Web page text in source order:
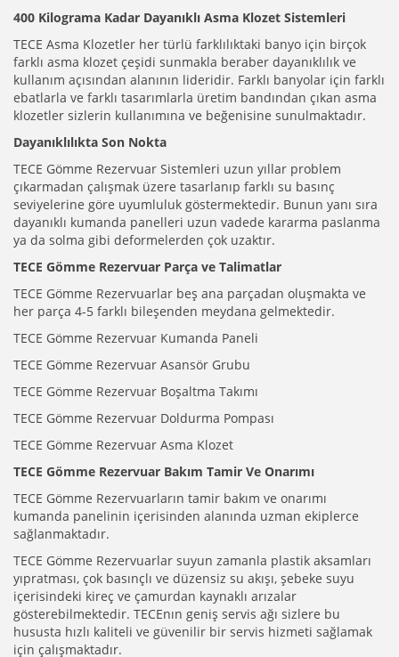
400 Kilograma Kadar Dayanıklı Asma Klozet Sistemleri
TECE Asma Klozetler her türlü farklılıktaki banyo için birçok
farklı asma klozet çeşidi sunmakla beraber dayanıklılık ve
kullanım açısından alanının lideridir. Farklı banyolar için farklı
ebatlarla ve farklı tasarımlarla üretim bandından çıkan asma
klozetler sizlerin kullanımına ve beğenisine sunulmaktadır.
Dayanıklılıkta Son Nokta
TECE Gömme Rezervuar Sistemleri uzun yıllar problem
çıkarmadan çalışmak üzere tasarlanıp farklı su basınç
seviyelerine göre uyumluluk göstermektedir. Bunun yanı sıra
dayanıklı kumanda panelleri uzun vadede kararma paslanma
ya da solma gibi deformelerden çok uzaktır.
TECE Gömme Rezervuar Parça ve Talimatlar
TECE Gömme Rezervuarlar beş ana parçadan oluşmakta ve
her parça 4-5 farklı bileşenden meydana gelmektedir.
TECE Gömme Rezervuar Kumanda Paneli
TECE Gömme Rezervuar Asansör Grubu
TECE Gömme Rezervuar Boşaltma Takımı
TECE Gömme Rezervuar Doldurma Pompası
TECE Gömme Rezervuar Asma Klozet
TECE Gömme Rezervuar Bakım Tamir Ve Onarımı
TECE Gömme Rezervuarların tamir bakım ve onarımı
kumanda panelinin içerisinden alanında uzman ekiplerce
sağlanmaktadır.
TECE Gömme Rezervuarlar suyun zamanla plastik aksamları
yıpratması, çok basınçlı ve düzensiz su akışı, şebeke suyu
içerisindeki kireç ve çamurdan kaynaklı arızalar
gösterebilmektedir. TECEnın geniş servis ağı sizlere bu
hususta hızlı kaliteli ve güvenilir bir servis hizmeti sağlamak
için çalışmaktadır.